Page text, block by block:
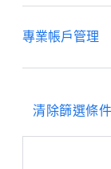
專業帳戶管理
清除篩選條件